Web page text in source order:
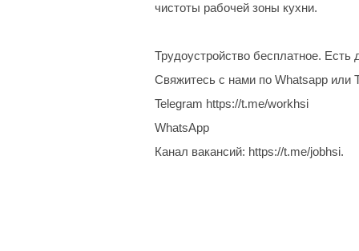
чистоты рабочей зоны кухни.
Трудоустройство бесплатное. Есть
Свяжитесь с нами по Whatsapp или
Telegram https://t.me/workhsi
WhatsApp
Канал вакансий: https://t.me/jobhsi.